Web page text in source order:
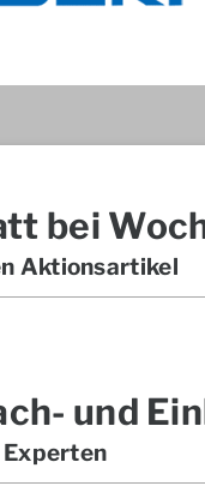
bei
Aktionsartikel
und